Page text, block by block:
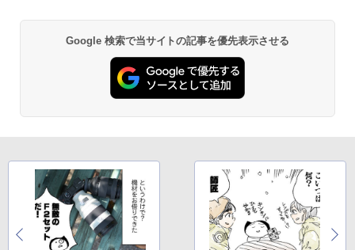
Google 検索で当サイトの記事を優先表示させる